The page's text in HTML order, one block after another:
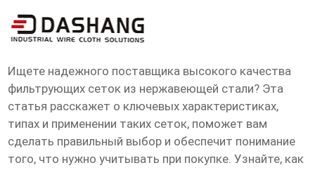
высокое ксчество сетка нержавеющая
фильтровая продукт
Ищете надежного поставщика высокого качества
фильтрующих сеток из нержавеющей стали? Эта
статья расскажет о ключевых характеристиках,
типах и применении таких сеток, поможет вам
сделать правильный выбор и обеспечит понимание
того, что нужно учитывать при покупке. Узнайте, как